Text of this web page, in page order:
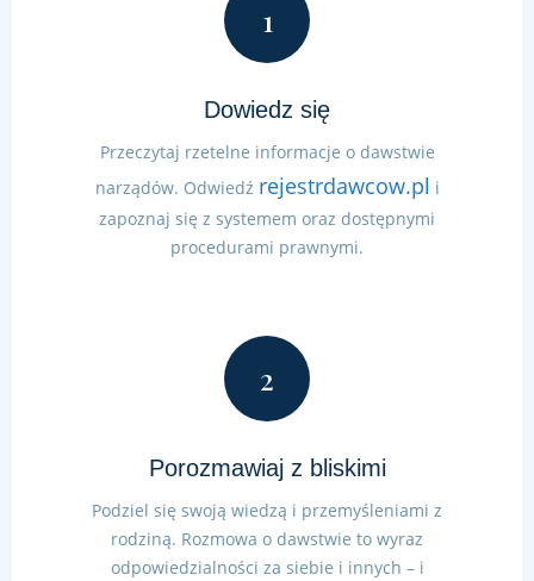
1
Dowiedz się
Przeczytaj rzetelne informacje o dawstwie
narządów. Odwiedź rejestrdawcow.pl i
zapoznaj się z systemem oraz dostępnymi
procedurami prawnymi.
2
Porozmawiaj z bliskimi
Podziel się swoją wiedzą i przemyśleniami z
rodziną. Rozmowa o dawstwie to wyraz
odpowiedzialności za siebie i innych – i